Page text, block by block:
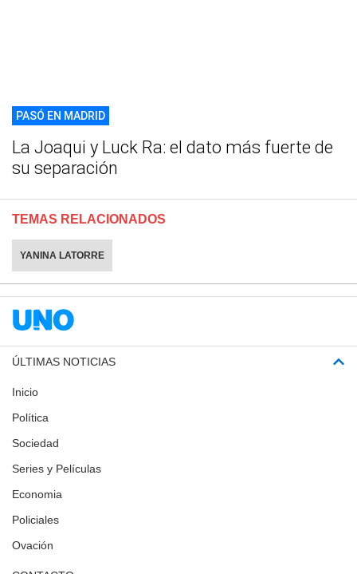
PASÓ EN MADRID
La Joaqui y Luck Ra: el dato más fuerte de
su separación
TEMAS RELACIONADOS
YANINA LATORRE
ÚLTIMAS NOTICIAS
Inicio
Política
Sociedad
Series y Películas
Economia
Policiales
Ovación